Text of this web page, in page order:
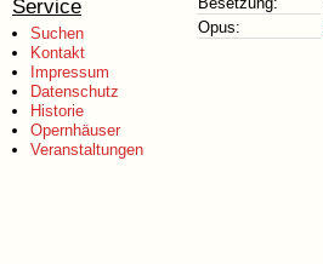
Service
Suchen
Kontakt
Impressum
Datenschutz
Historie
Opernhäuser
Veranstaltungen
Opus: